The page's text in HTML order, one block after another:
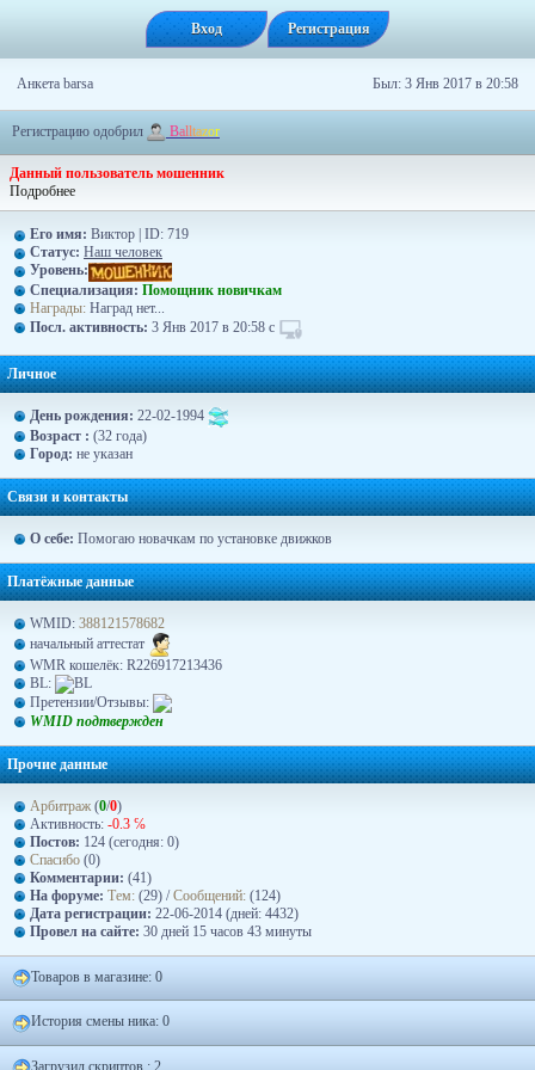
Вход Регистрация
Анкета barsa Был: 3 Янв 2017 в 20:58
Регистрацию одобрил Balltazor
Данный пользователь мошенник
Подробнее
Его имя: Виктор | ID: 719
Статус: Наш человек
Уровень:
Специализация: Помощник новичкам
Награды: Наград нет...
Посл. активность: 3 Янв 2017 в 20:58 с
Личное
День рождения: 22-02-1994
Возраст : (32 года)
Город: не указан
Связи и контакты
О себе: Помогаю новачкам по установке движков
Платёжные данные
WMID: 388121578682
начальный аттестат
WMR кошелёк: R226917213436
BL:
Претензии/Отзывы:
WMID подтвержден
Прочие данные
Арбитраж (0/0)
Активность: -0.3 ℅
Постов: 124 (сегодня: 0)
Спасибо (0)
Комментарии: (41)
На форуме: Тем: (29) /Сообщений: (124)
Дата регистрации: 22-06-2014 (дней: 4432)
Провел на сайте: 30 дней 15 часов 43 минуты
Товаров в магазине: 0
История смены ника: 0
Загрузил скриптов : 2